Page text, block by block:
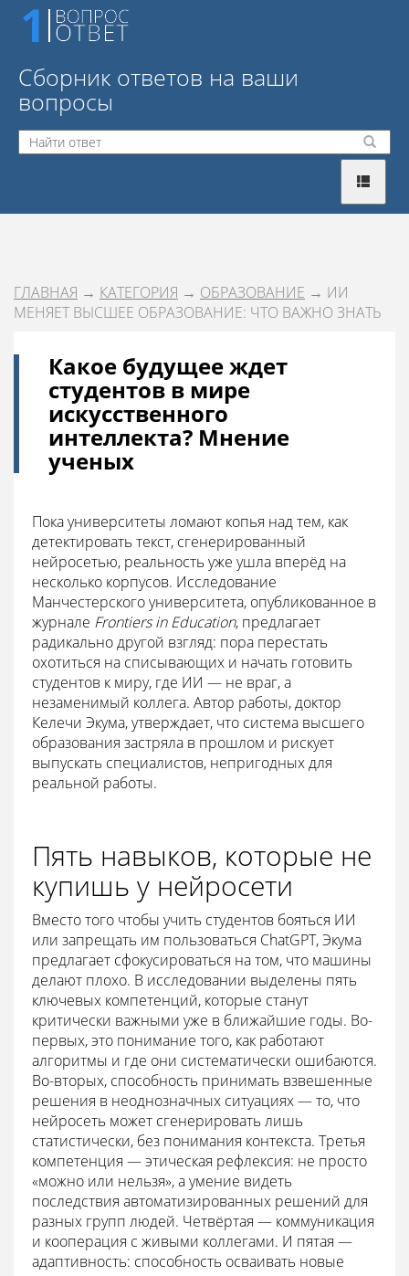
Сборник ответов на ваши
вопросы
ГЛАВНАЯ → КАТЕГОРИЯ → ОБРАЗОВАНИЕ → ИИ
МЕНЯЕТ ВЫСШЕЕ ОБРАЗОВАНИЕ: ЧТО ВАЖНО ЗНАТЬ
Какое будущее ждет
студентов в мире
искусственного
интеллекта? Мнение
ученых
Пока университеты ломают копья над тем, как
детектировать текст, сгенерированный
нейросетью, реальность уже ушла вперёд на
несколько корпусов. Исследование
Манчестерского университета, опубликованное в
журнале Frontiers in Education, предлагает
радикально другой взгляд: пора перестать
охотиться на списывающих и начать готовить
студентов к миру, где ИИ — не враг, а
незаменимый коллега. Автор работы, доктор
Келечи Экума, утверждает, что система высшего
образования застряла в прошлом и рискует
выпускать специалистов, непригодных для
реальной работы.
Пять навыков, которые не
купишь у нейросети
Вместо того чтобы учить студентов бояться ИИ
или запрещать им пользоваться ChatGPT, Экума
предлагает сфокусироваться на том, что машины
делают плохо. В исследовании выделены пять
ключевых компетенций, которые станут
критически важными уже в ближайшие годы. Во-
первых, это понимание того, как работают
алгоритмы и где они систематически ошибаются.
Во-вторых, способность принимать взвешенные
решения в неоднозначных ситуациях — то, что
нейросеть может сгенерировать лишь
статистически, без понимания контекста. Третья
компетенция — этическая рефлексия: не просто
«можно или нельзя», а умение видеть
последствия автоматизированных решений для
разных групп людей. Четвёртая — коммуникация
и кооперация с живыми коллегами. И пятая —
адаптивность: способность осваивать новые